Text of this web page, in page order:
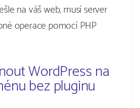
na váš web, musí server
operace pomocí PHP
WordPress na
bez pluginu